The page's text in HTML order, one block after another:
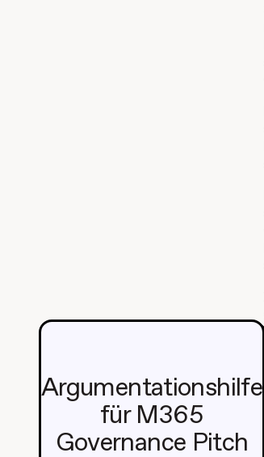
Argumentationshilfe
für M365
Governance Pitch